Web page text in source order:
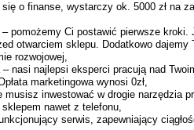
się o finanse, wystarczy ok. 5000 zł na
pomożemy Ci postawić pierwsze kroki.
otwarciem sklepu. Dodatkowo dajemy
rozwojowej,
nasi najlepsi eksperci pracują nad
marketingowa wynosi 0zł,
musisz inwestować w drogie narzędzia
nawet z telefonu,
serwis, zapewniający